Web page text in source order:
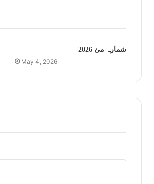
شمارہ مئ 2026
May 4, 2026